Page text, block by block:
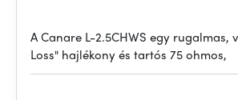
A Canare L-2.5CHWS egy rugalmas,
Loss" hajlékony és tartós 75 ohmos,